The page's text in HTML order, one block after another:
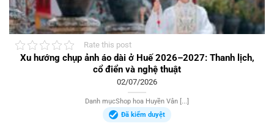
Rate this post
Xu hướng chụp ảnh áo dài ở Huế 2026–2027: Thanh lịch,
cổ điển và nghệ thuật
02/07/2026
Danh mụcShop hoa Huyền Vân [...]
Đã kiểm duyệt